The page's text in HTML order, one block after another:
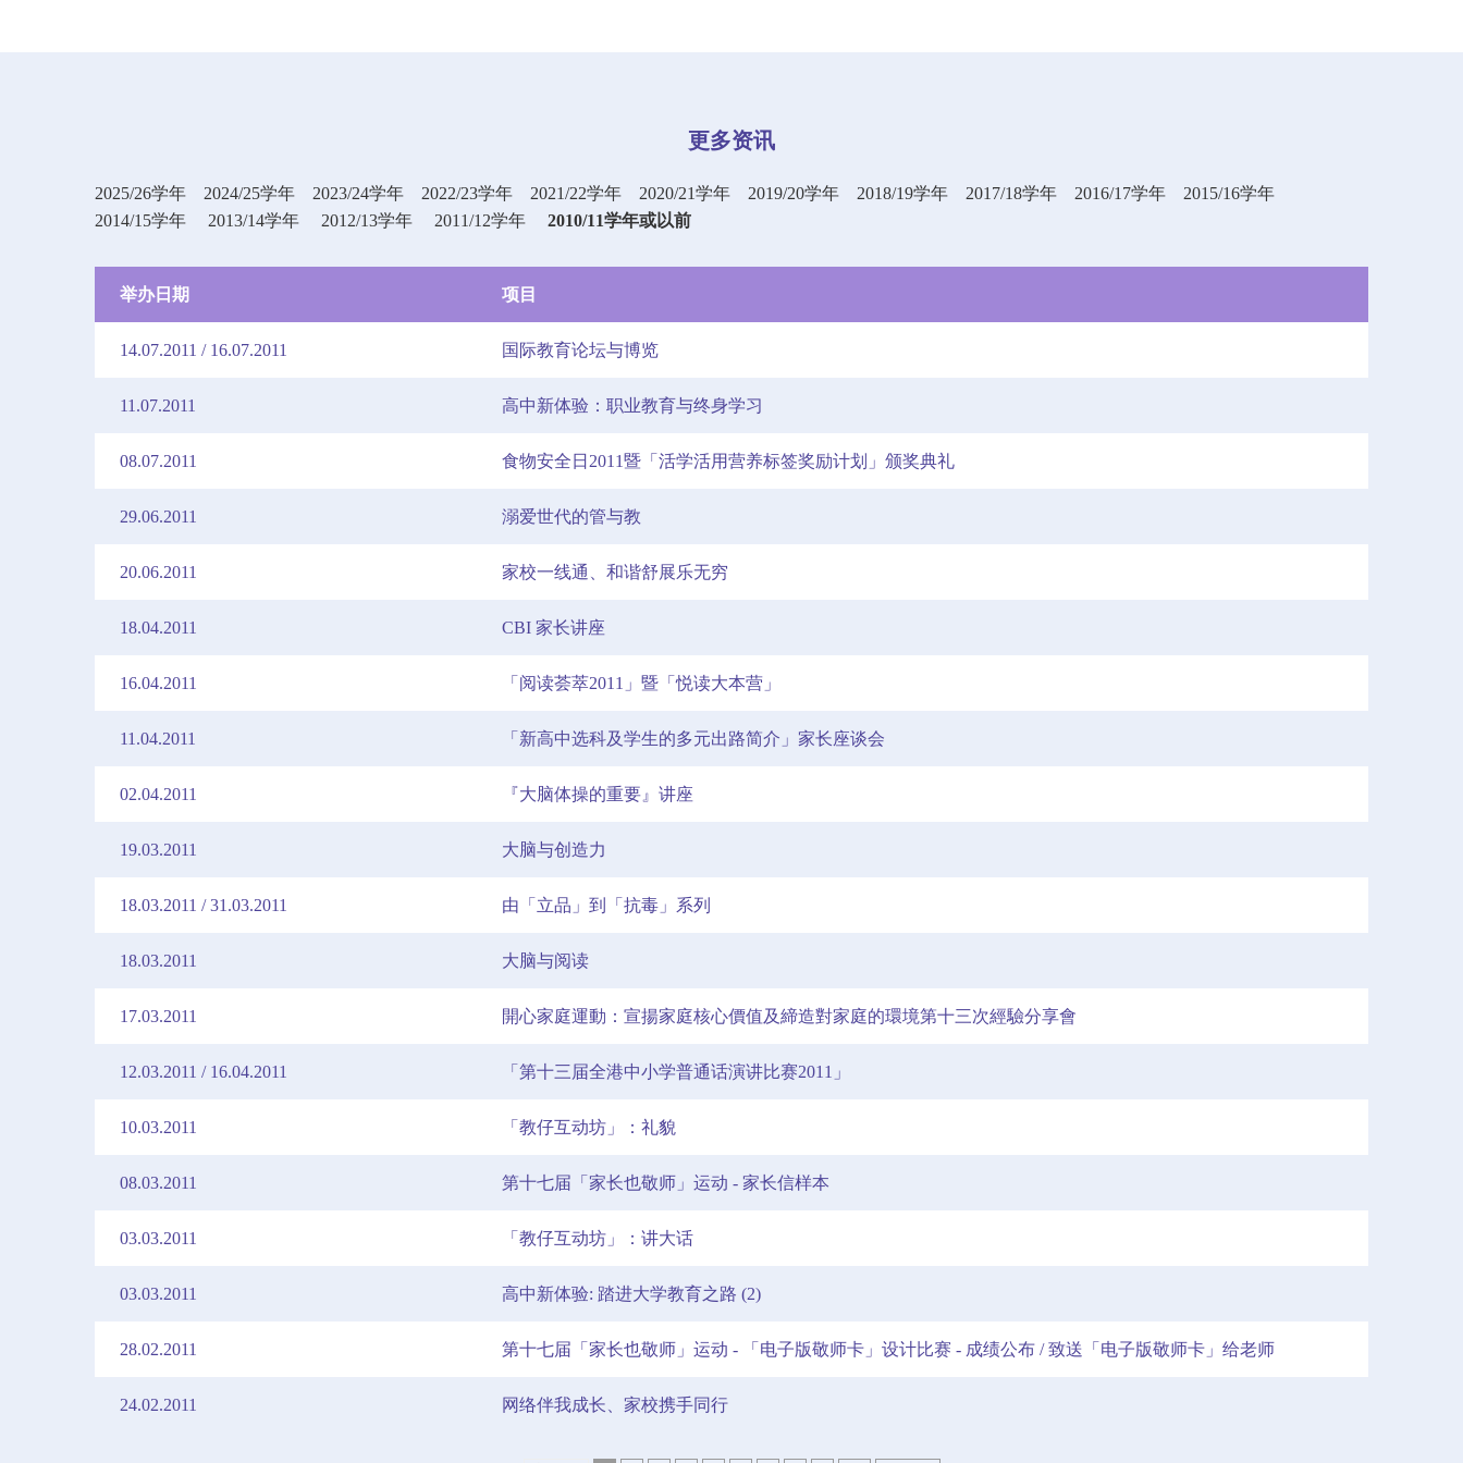
更多资讯
2025/26学年 2024/25学年 2023/24学年 2022/23学年 2021/22学年 2020/21学年 2019/20学年 2018/19学年 2017/18学年 2016/17学年
2015/16学年
2014/15学年
2013/14学年 2012/13学年 2011/12学年 2010/11学年或以前
举办日期 项目
14.07.2011 / 16.07.2011 国际教育论坛与博览
11.07.2011 高中新体验：职业教育与终身学习
08.07.2011 食物安全日2011暨「活学活用营养标签奖励计划」颁奖典礼
29.06.2011 溺爱世代的管与教
20.06.2011 家校一线通、和谐舒展乐无穷
18.04.2011 CBI 家长讲座
16.04.2011 「阅读荟萃2011」暨「悦读大本营」
11.04.2011 「新高中选科及学生的多元出路简介」家长座谈会
02.04.2011 『大脑体操的重要』讲座
19.03.2011 大脑与创造力
18.03.2011 / 31.03.2011 由「立品」到「抗毒」系列
18.03.2011 大脑与阅读
17.03.2011 開心家庭運動：宣揚家庭核心價值及締造對家庭的環境第十三次經驗分享會
12.03.2011 / 16.04.2011 「第十三届全港中小学普通话演讲比赛2011」
10.03.2011 「教仔互动坊」：礼貌
08.03.2011 第十七届「家长也敬师」运动 - 家长信样本
03.03.2011 「教仔互动坊」：讲大话
03.03.2011 高中新体验: 踏进大学教育之路 (2)
28.02.2011 第十七届「家长也敬师」运动 - 「电子版敬师卡」设计比赛 - 成绩公布 / 致送「电子版敬师卡」给老师
24.02.2011 网络伴我成长、家校携手同行